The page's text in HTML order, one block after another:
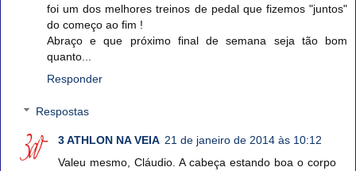
foi um dos melhores treinos de pedal que fizemos "juntos"
do começo ao fim !
Abraço e que próximo final de semana seja tão bom
quanto...
Responder
Respostas
3 ATHLON NA VEIA 21 de janeiro de 2014 às 10:12
Valeu mesmo, Cláudio. A cabeça estando boa o corpo